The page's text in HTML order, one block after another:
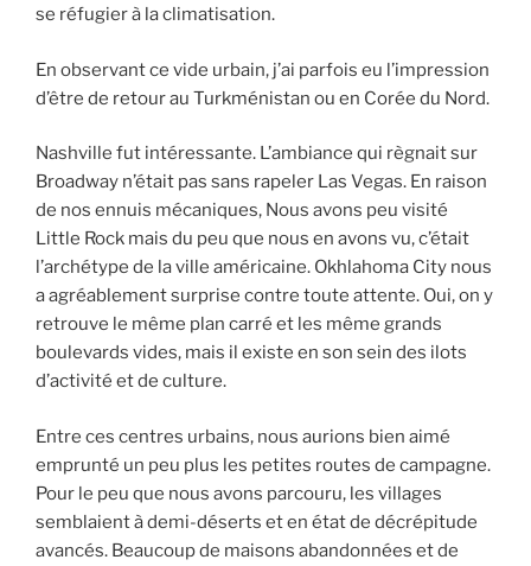
se réfugier à la climatisation.
En observant ce vide urbain, j’ai parfois eu l’impression
d’être de retour au Turkménistan ou en Corée du Nord.
Nashville fut intéressante. L’ambiance qui règnait sur
Broadway n’était pas sans rapeler Las Vegas. En raison
de nos ennuis mécaniques, Nous avons peu visité
Little Rock mais du peu que nous en avons vu, c’était
l’archétype de la ville américaine. Okhlahoma City nous
a agréablement surprise contre toute attente. Oui, on y
retrouve le même plan carré et les même grands
boulevards vides, mais il existe en son sein des ilots
d’activité et de culture.
Entre ces centres urbains, nous aurions bien aimé
emprunté un peu plus les petites routes de campagne.
Pour le peu que nous avons parcouru, les villages
semblaient à demi-déserts et en état de décrépitude
avancés. Beaucoup de maisons abandonnées et de